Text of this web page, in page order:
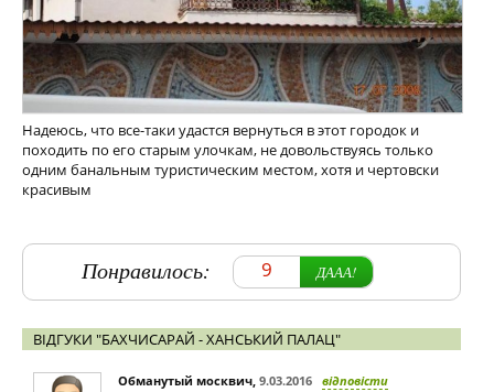
Надеюсь, что все-таки удастся вернуться в этот городок и
походить по его старым улочкам, не довольствуясь только
одним банальным туристическим местом, хотя и чертовски
красивым
Понравилось: 9 ДААА!
ВІДГУКИ "БАХЧИСАРАЙ - ХАНСЬКИЙ ПАЛАЦ"
Обманутый москвич 9.03.2016 відповісти